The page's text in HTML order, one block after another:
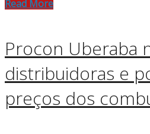
Read More
Procon Uberaba
distribuidoras e
preços dos